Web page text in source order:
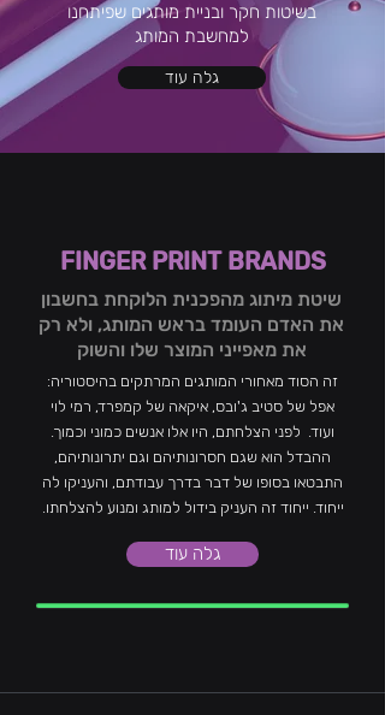
בשיטות חקר ובניית מותגים שפיתחנו
למחשבת המותג
גלה עוד
FINGER PRINT BRANDS
שיטת מיתוג מהפכנית הלוקחת בחשבון
את האדם העומד בראש המותג, ולא רק
את מאפייני המוצר שלו והשוק
זה הסוד מאחורי המותגים המרתקים בהיסטוריה:
אפל של סטיב ג'ובס, איקאה של קמפרד, רמי לוי
ועוד. לפני הצלחתם, היו אלו אנשים כמוני וכמוך.
ההבדל הוא שגם חסרונותיהם וגם יתרונותיהם,
התבטאו בסופו של דבר בדרך עבודתם, והעניקו לה
ייחוד. ייחוד זה העניק בידול למותג ומנוע להצלחתו.
גלה עוד